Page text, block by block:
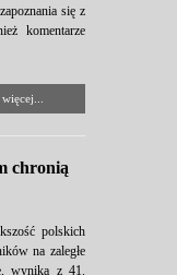
się z
komentarze
więcej...
chronią
polskich
na zaległe
wynika z 41.